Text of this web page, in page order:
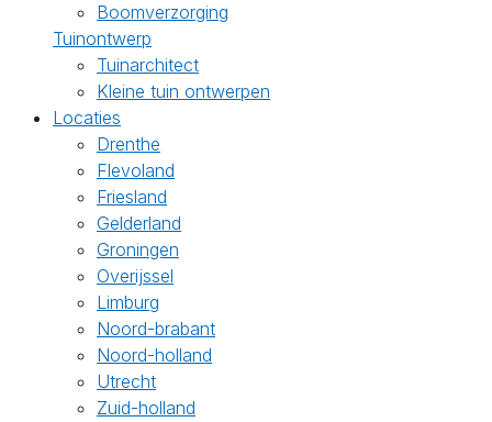
Boomverzorging
Tuinontwerp
Tuinarchitect
Kleine tuin ontwerpen
Locaties
Drenthe
Flevoland
Friesland
Gelderland
Groningen
Overijssel
Limburg
Noord-brabant
Noord-holland
Utrecht
Zuid-holland